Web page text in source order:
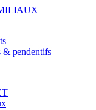
& pendentifs